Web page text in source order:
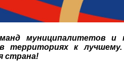
муниципалитетов и
к лучшему.
страна!